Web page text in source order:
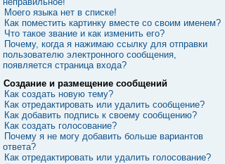
Моего языка нет в списке!
Как поместить картинку вместе со своим именем?
Что такое звание и как изменить его?
Почему, когда я нажимаю ссылку для отправки
пользователю электронного сообщения,
появляется страница входа?
Создание и размещение сообщений
Как создать новую тему?
Как отредактировать или удалить сообщение?
Как добавить подпись к своему сообщению?
Как создать голосование?
Почему я не могу добавить больше вариантов
ответа?
Как отредактировать или удалить голосование?